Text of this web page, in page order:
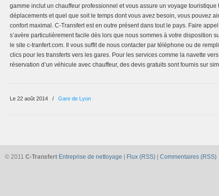
gamme inclut un chauffeur professionnel et vous assure un voyage touristique
déplacements et quel que soit le temps dont vous avez besoin, vous pouvez
confort maximal. C-Transfert est en outre présent dans tout le pays. Faire
s’avère particulièrement facile dès lors que nous sommes à votre disposition
le site c-tranfert.com. Il vous suffit de nous contacter par téléphone ou de
clics pour les transferts vers les gares. Pour les services comme la navette
réservation d’un véhicule avec chauffeur, des devis gratuits sont fournis sur
Le 22 août 2014 / Gare de Lyon
© 2011 C-Transfert Entreprise de nettoyage Flux (RSS) Commentaires (RSS)